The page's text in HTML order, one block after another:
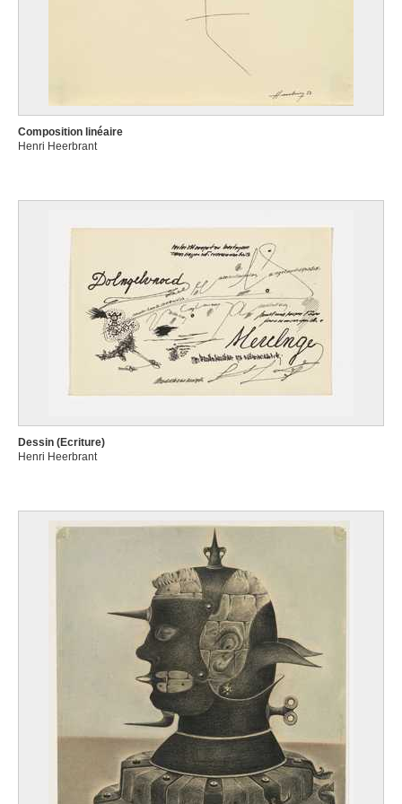
Composition linéaire
Henri Heerbrant
Dessin (Ecriture)
Henri Heerbrant